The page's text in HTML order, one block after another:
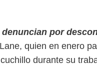
por
quien en enero
durante su